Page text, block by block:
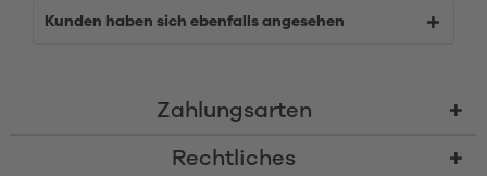
Kunden haben sich ebenfalls angesehen
Zahlungsarten
Rechtliches